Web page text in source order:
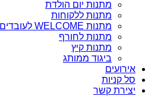
מתנות יום הולדת
מתנות ללקוחות
מתנות WELCOME לעובדים
מתנות לחורף
מתנות קיץ
ביגוד ממותג
אירועים
סל קניות
יצירת קשר